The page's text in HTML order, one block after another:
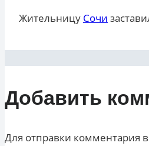
Жительницу Сочи
Добавить
Для отправки комментария